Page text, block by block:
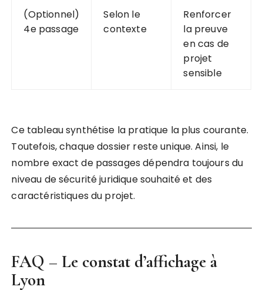
(Optionnel)
4e passage
Selon le
contexte
Renforcer
la preuve
en cas de
projet
sensible
Ce tableau synthétise la pratique la plus courante.
Toutefois, chaque dossier reste unique. Ainsi, le
nombre exact de passages dépendra toujours du
niveau de sécurité juridique souhaité et des
caractéristiques du projet.
FAQ – Le constat d’affichage à
Lyon